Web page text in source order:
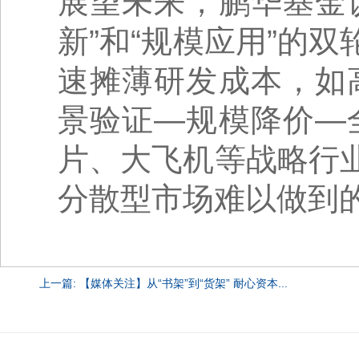
新”和“规模应用”的
速摊薄研发成本，
景验证—规模降价—
片、大飞机等战略行
分散型市场难以做到
上一篇: 【媒体关注】从“书架”到“货架” 耐心资本...